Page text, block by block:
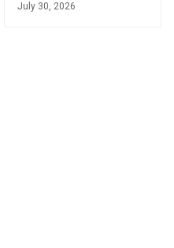
July 30, 2026